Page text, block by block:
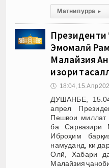
Матни пурра ▸
Президенти
Эмомалӣ
Малайзия
изҳори
🕔 18:04, 15.Апр
ДУШАНБЕ,
апрел
Пешвои
ба Сарвазири
Иброҳим
намуданд, ки
Олӣ, Хабари
Малайзия